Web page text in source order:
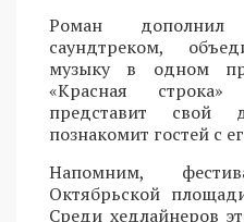
Роман дополнил
саундтреком,
музыку в одном
«Красная
представит
познакомит гостей с
Напомним,
Октябрьской
Среди хедлайнеров